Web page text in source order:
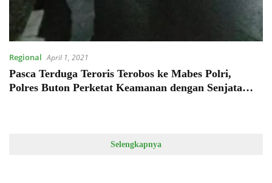
Regional April 1, 2021
Pasca Terduga Teroris Terobos ke Mabes Polri,
Polres Buton Perketat Keamanan dengan Senjata
Selengkapnya